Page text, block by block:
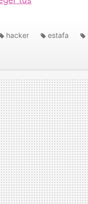
hacker estafa